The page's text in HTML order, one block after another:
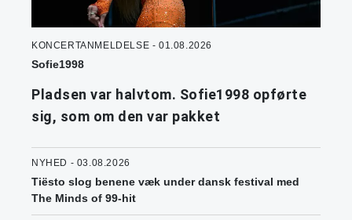
KONCERTANMELDELSE - 01.08.2026
Sofie1998
Pladsen var halvtom. Sofie1998 opførte
sig, som om den var pakket
NYHED - 03.08.2026
Tiësto slog benene væk under dansk festival med
The Minds of 99-hit